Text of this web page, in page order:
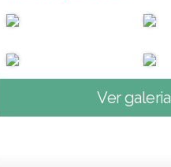
Ver galeria